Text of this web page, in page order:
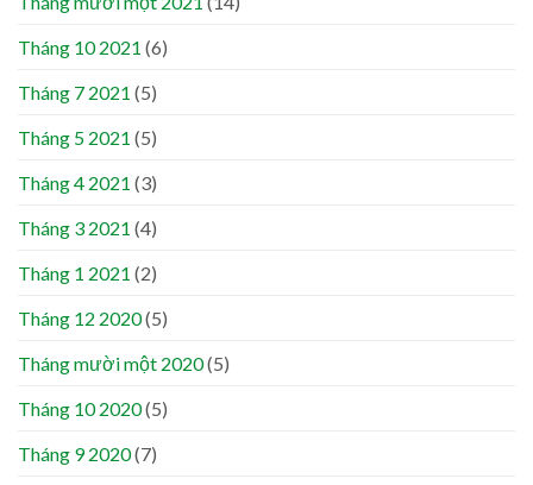
Tháng 10 2021 (6)
Tháng 7 2021 (5)
Tháng 5 2021 (5)
Tháng 4 2021 (3)
Tháng 3 2021 (4)
Tháng 1 2021 (2)
Tháng 12 2020(5)
Tháng mười một 2020(5)
Tháng 10 2020(5)
Tháng 9 2020(7)